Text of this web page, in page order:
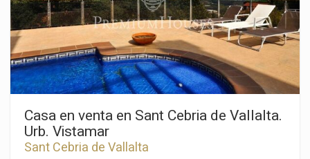
Casa en venta en Sant Cebria de Vallalta.
Urb. Vistamar
Sant Cebria de Vallalta